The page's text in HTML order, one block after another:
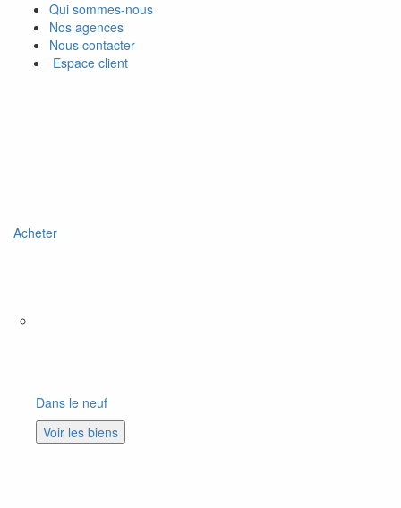
Qui sommes-nous
Nos agences
Nous contacter
Espace client
Acheter
Dans le neuf
Voir les biens